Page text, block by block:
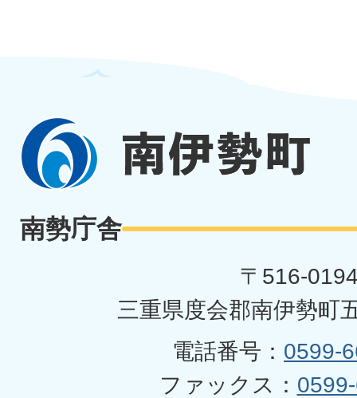
南勢庁舎
〒516-
三重県度会郡南伊勢町
電話番号： 0599-
ファックス：